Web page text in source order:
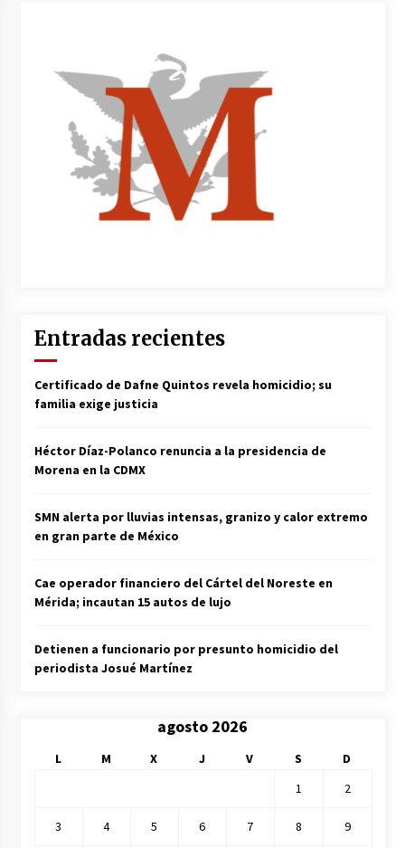
Entradas recientes
Certificado de Dafne Quintos revela homicidio; su
familia exige justicia
Héctor Díaz-Polanco renuncia a la presidencia de
Morena en la CDMX
SMN alerta por lluvias intensas, granizo y calor extremo
en gran parte de México
Cae operador financiero del Cártel del Noreste en
Mérida; incautan 15 autos de lujo
Detienen a funcionario por presunto homicidio del
periodista Josué Martínez
agosto 2026
L M X J V S
D
1
2
3 4 5 6 7 8 9